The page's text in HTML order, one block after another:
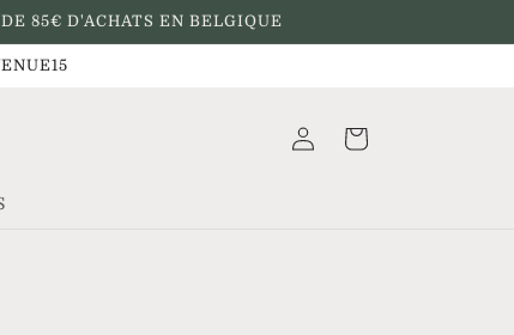
85€ D'ACHATS EN BELGIQUE
ConnexionPanier